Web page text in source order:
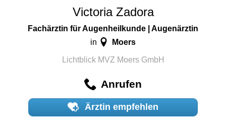
Victoria Zadora
Fachärztin für Augenheilkunde | Augenärztin
in Moers
Lichtblick MVZ Moers GmbH
Anrufen
Ärztin empfehlen